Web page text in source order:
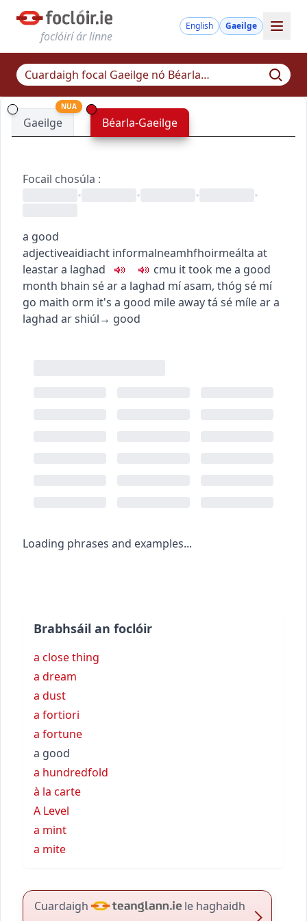
foclóirí ár linne
English Gaeilge
Gaeilge
NUA
Béarla-Gaeilge
Focail chosúla :
•
• • •
a good
adjectiveaidiacht informalneamhfhoirmeálta at
leastar a laghad cmu it took me a good
month bhain sé ar a laghad mí asam, thóg sé mí
go maith orm it's a good mile awaytá sé míle ar a
laghad ar shiúl→ good
Loading phrases and examples...
Brabhsáil an foclóir
a close thing
a dream
a dust
a fortiori
a fortune
a good
a hundredfold
à la carte
A Level
a mint
a mite
Cuardaigh le haghaidh